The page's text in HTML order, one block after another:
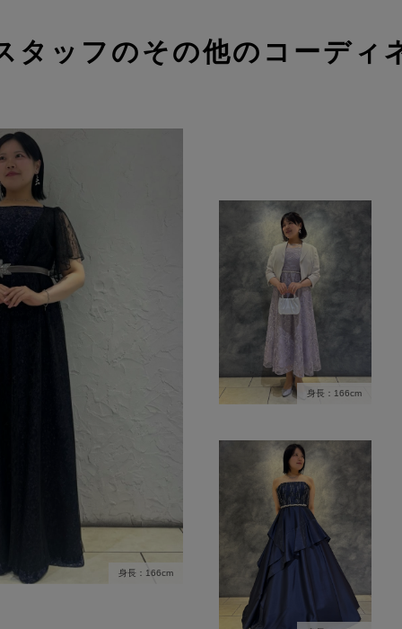
タッフのその他のコーディ
身長：166cm
身長：166cm